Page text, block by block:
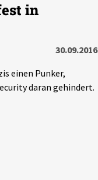
in
30.09.2016
einen Punker,
daran gehindert.
Statistik